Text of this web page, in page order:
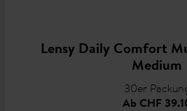
Lensy Daily Comfort
Medium
30er
Ab CHF